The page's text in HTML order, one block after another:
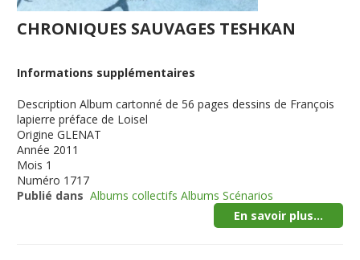
CHRONIQUES SAUVAGES TESHKAN
Informations supplémentaires
Description Album cartonné de 56 pages dessins de François
lapierre préface de Loisel
Origine GLENAT
Année 2011
Mois 1
Numéro 1717
Publié dans Albums collectifs Albums Scénarios
En savoir plus...